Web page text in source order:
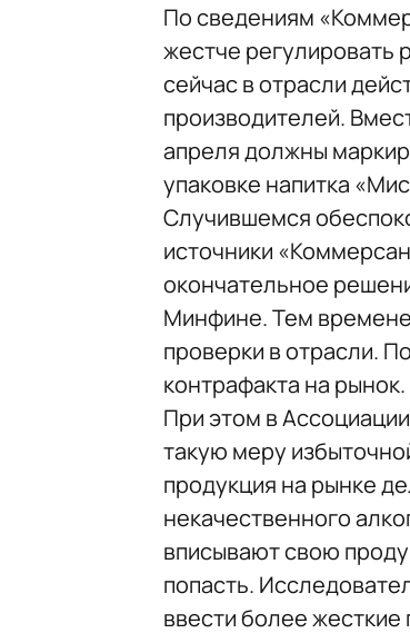
По сведениям
жестче регулировать
сейчас в отрасли
производителей.
апреля должны
упаковке напитка
Случившемся
источники
окончательное
Минфине. Тем
проверки в отрасли.
контрафакта на рынок.
При этом в
такую меру
продукция на рынке
некачественного
вписывают свою
попасть.
ввести более